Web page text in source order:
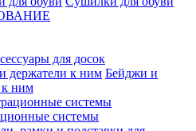
для досок
Бейджи и
к ним
системы